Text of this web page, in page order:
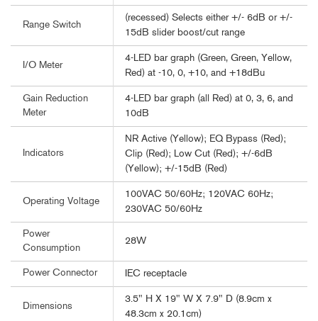
Range Switch
(recessed) Selects either +/- 6dB or +/-
15dB slider boost/cut range
I/O Meter
4-LED bar graph (Green, Green, Yellow,
Red) at -10, 0, +10, and +18dBu
Gain Reduction
Meter
4-LED bar graph (all Red) at 0, 3, 6, and
10dB
Indicators
NR Active (Yellow); EQ Bypass (Red);
Clip (Red); Low Cut (Red); +/-6dB
(Yellow); +/-15dB (Red)
Operating Voltage
100VAC 50/60Hz; 120VAC 60Hz;
230VAC 50/60Hz
Power
Consumption
28W
Power Connector IEC receptacle
Dimensions
3.5" H X 19" W X 7.9" D (8.9cm x
48.3cm x 20.1cm)